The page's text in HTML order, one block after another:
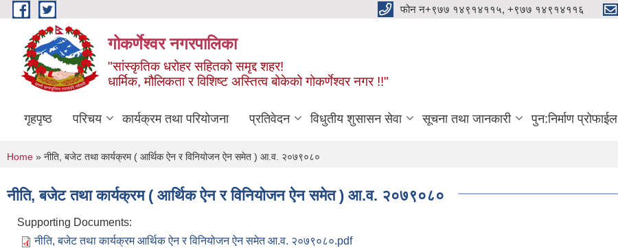
Skip to main content फोन न+९७७ १४९१४११५, +९७७ १४९१४११६
गोकर्णेश्वर नगरपालिका
"सांस्कृतिक धरोहर सहितको समृद्द शहर!
धार्मिक, मौलिकता र विशिष्ट अस्तित्व बोकेको गोकर्णेश्वर नगर !!"
गृहपृष्ठ परिचय कार्यक्रम तथा परियोजना प्रतिवेदन विधुतीय शुसासन सेवा सूचना तथा जानकारी पुन:निर्माण प्रोफाईल
You are here
Home » नीति, बजेट तथा कार्यक्रम ( आर्थिक ऐन र विनियोजन ऐन समेत ) आ.व. २०७९०८०
नीति, बजेट तथा कार्यक्रम ( आर्थिक ऐन र विनियोजन ऐन समेत ) आ.व. २०७९०८०
Supporting Documents:
नीति, बजेट तथा कार्यक्रम आर्थिक ऐन र विनियोजन ऐन समेत आ.व. २०७९०८०.pdf